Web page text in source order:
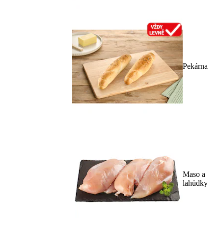
Pekárna
Maso a
lahůdky